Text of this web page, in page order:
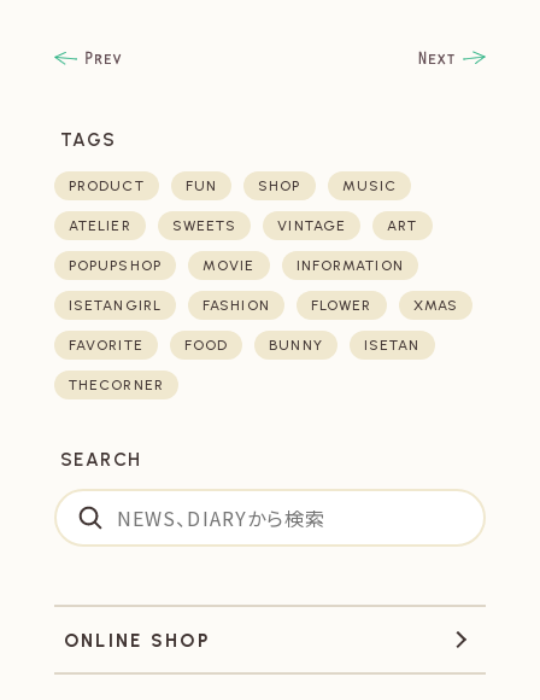
TAGS
PRODUCT FUN SHOP MUSIC
ATELIER SWEETS VINTAGE ART
POPUPSHOP MOVIE INFORMATION
ISETANGIRL FASHION FLOWER XMAS
FAVORITE FOOD BUNNY ISETAN
THECORNER
SEARCH
ONLINE SHOP